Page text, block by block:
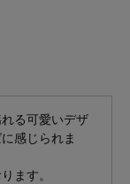
る可愛いデザ
感じられま
ます。